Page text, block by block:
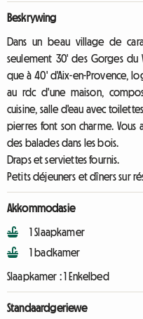
Beskrywing
Dans un beau village de
seulement 30' des Gorges du
que à 40' d'Aix-en-Provence,
au rdc d'une maison,
cuisine, salle d'eau avec
pierres font son charme.
des balades dans les bois.
Draps et serviettes fournis.
Petits déjeuners et dîners sur
Akkommodasie
1 Slaapkamer
1 badkamer
Slaapkamer :1 Enkelbed
Standaardgeriewe